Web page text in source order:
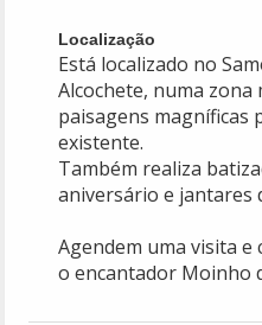
Localização
Está localizado no
Alcochete, numa
paisagens magníficas
existente.
Também realiza
aniversário e jantares
Agendem uma visita e
o encantador Moinho